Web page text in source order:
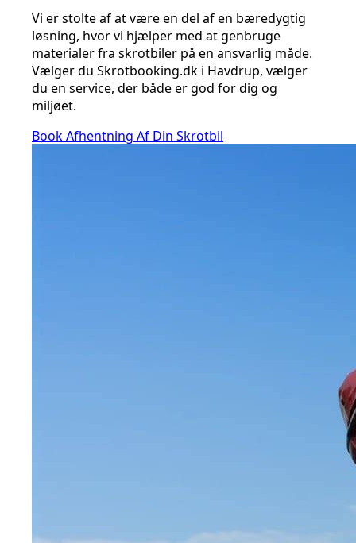
Vi er stolte af at være en del af en bæredygtig
løsning, hvor vi hjælper med at genbruge
materialer fra skrotbiler på en ansvarlig måde.
Vælger du Skrotbooking.dk i Havdrup, vælger
du en service, der både er god for dig og
miljøet.
Book Afhentning Af Din Skrotbil